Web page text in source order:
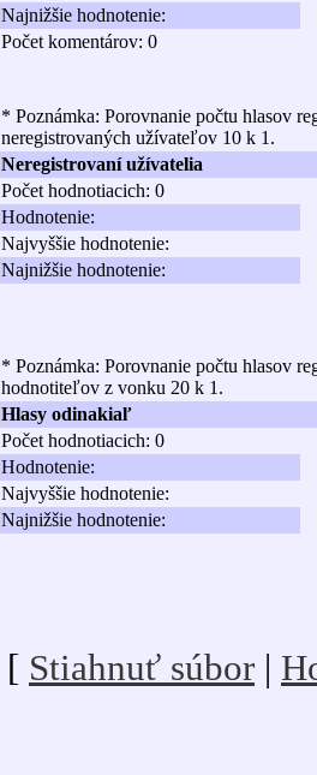
Najnižšie hodnotenie:
Počet komentárov: 0
* Poznámka: Porovnanie počtu hlasov
neregistrovaných užívateľov 10 k 1.
Neregistrovaní užívatelia
Počet hodnotiacich: 0
Hodnotenie:
Najvyššie hodnotenie:
Najnižšie hodnotenie:
* Poznámka: Porovnanie počtu hlasov
hodnotiteľov z vonku 20 k 1.
Hlasy odinakiaľ
Počet hodnotiacich: 0
Hodnotenie:
Najvyššie hodnotenie:
Najnižšie hodnotenie:
[ Stiahnuť súbor |